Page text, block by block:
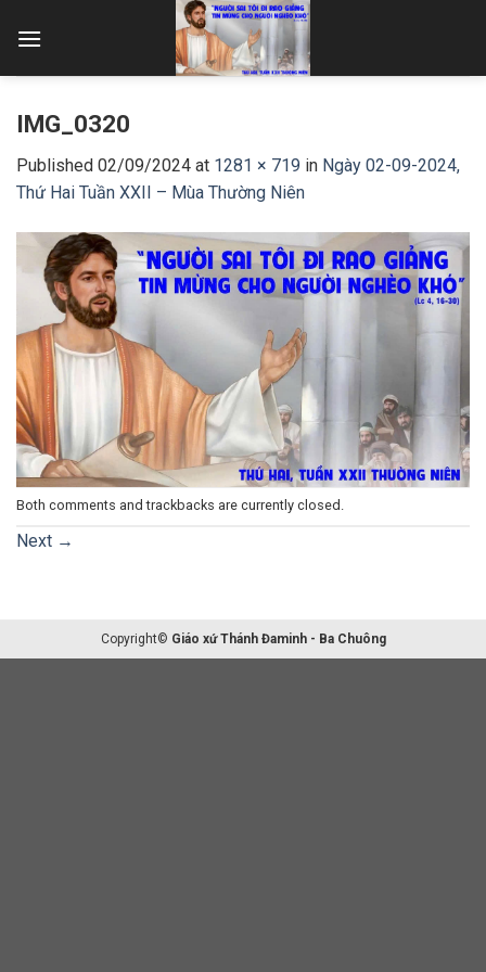
IMG_0320
Published 02/09/2024 at 1281 × 719 in Ngày 02-09-2024,
Thứ Hai Tuần XXII – Mùa Thường Niên
Both comments and trackbacks are currently closed.
Next →
Copyright© Giáo xứ Thánh Đaminh - Ba Chuông